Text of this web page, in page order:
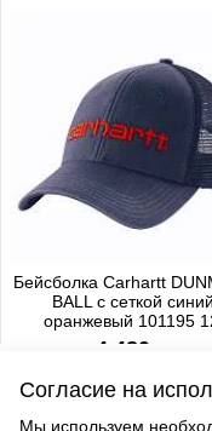
Бейсболка Carhartt
BALL с сеткой
оранжевый 101195
4 480 р.
Согласие на
Мы используем